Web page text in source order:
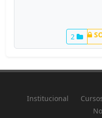
2
Institucional